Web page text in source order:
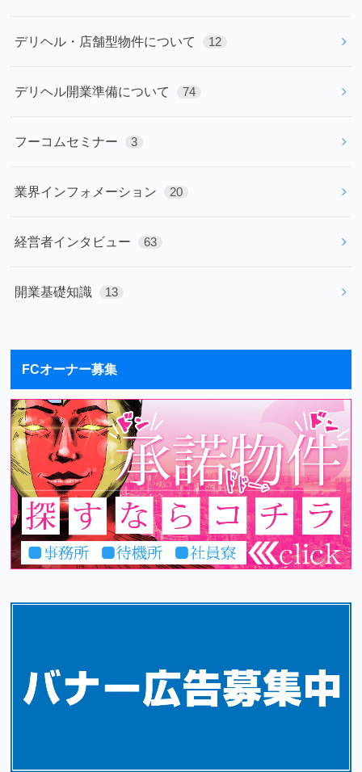
デリヘル・店舗型物件について 12
デリヘル開業準備について 74
フーコムセミナー 3
業界インフォメーション 20
経営者インタビュー 63
開業基礎知識 13
FCオーナー募集